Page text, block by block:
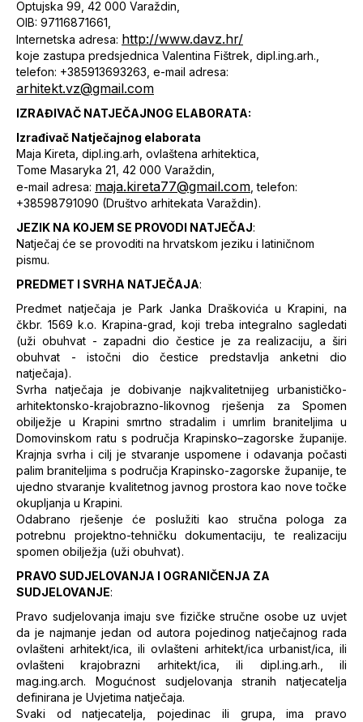
Optujska 99, 42 000 Varaždin,
OIB: 97116871661,
Internetska adresa: http://www.davz.hr/
koje zastupa predsjednica Valentina Fištrek, dipl.ing.arh.,
telefon: +385913693263, e-mail adresa:
arhitekt.vz@gmail.com
IZRAĐIVAČ NATJEČAJNOG ELABORATA:
Izrađivač Natječajnog elaborata
Maja Kireta, dipl.ing.arh, ovlaštena arhitektica,
Tome Masaryka 21, 42 000 Varaždin,
e-mail adresa: maja.kireta77@gmail.com, telefon:
+38598791090 (Društvo arhitekata Varaždin).
JEZIK NA KOJEM SE PROVODI NATJEČAJ:
Natječaj će se provoditi na hrvatskom jeziku i latiničnom
pismu.
PREDMET I SVRHA NATJEČAJA:
Predmet natječaja je Park Janka Draškovića u Krapini, na
čkbr. 1569 k.o. Krapina-grad, koji treba integralno sagledati
(uži obuhvat - zapadni dio čestice je za realizaciju, a širi
obuhvat - istočni dio čestice predstavlja anketni dio
natječaja).
Svrha natječaja je dobivanje najkvalitetnijeg urbanističko-
arhitektonsko-krajobrazno-likovnog rješenja za Spomen
obilježje u Krapini smrtno stradalim i umrlim braniteljima u
Domovinskom ratu s područja Krapinsko–zagorske županije.
Krajnja svrha i cilj je stvaranje uspomene i odavanja počasti
palim braniteljima s područja Krapinsko-zagorske županije, te
ujedno stvaranje kvalitetnog javnog prostora kao nove točke
okupljanja u Krapini.
Odabrano rješenje će poslužiti kao stručna pologa za
potrebnu projektno-tehničku dokumentaciju, te realizaciju
spomen obilježja (uži obuhvat).
PRAVO SUDJELOVANJA I OGRANIČENJA ZA
SUDJELOVANJE:
Pravo sudjelovanja imaju sve fizičke stručne osobe uz uvjet
da je najmanje jedan od autora pojedinog natječajnog rada
ovlašteni arhitekt/ica, ili ovlašteni arhitekt/ica urbanist/ica, ili
ovlašteni krajobrazni arhitekt/ica, ili dipl.ing.arh., ili
mag.ing.arch. Mogućnost sudjelovanja stranih natjecatelja
definirana je Uvjetima natječaja.
Svaki od natjecatelja, pojedinac ili grupa, ima pravo